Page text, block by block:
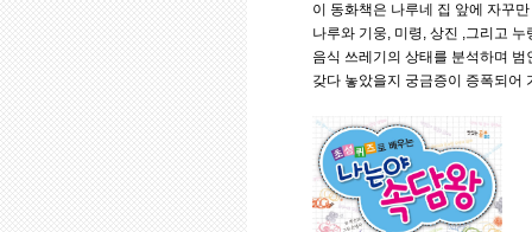
이 동화책은 나루네 집 앞에 자꾸
나루와 기웅, 미령, 상진 ,그리고
음식 쓰레기의 상태를 분석하며
갖다 놓았을지 궁금증이 증폭되어